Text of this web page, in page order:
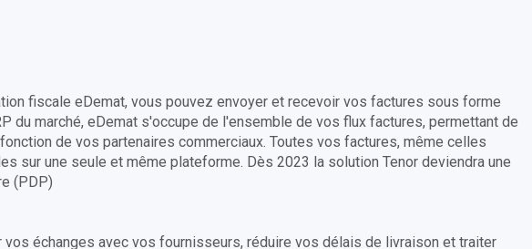
fiscale eDemat, vous pouvez envoyer et recevoir vos factures sous forme
du marché, eDemat s'occupe de l'ensemble de vos flux factures, permettant de
de vos partenaires commerciaux. Toutes vos factures, même celles
sur une seule et même plateforme. Dès 2023 la solution Tenor deviendra une
(PDP)
vos échanges avec vos fournisseurs, réduire vos délais de livraison et traiter